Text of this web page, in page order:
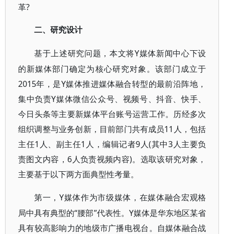
革?
二、研究设计
基于上述研究问题，本文将Y媒体新闻中心下设
的新媒体部门确定为核心研究对象。该部门成立于
2015年，是Y媒体推进媒体融合转型的最前沿阵地，
集中负责Y媒体微信公众号、视频号、抖音、快手、
今日头条等主要新媒体平台账号运营工作。历经多次
组织调整与业务创新，目前部门共有成员11人，包括
主任1人、副主任1人，编辑记者9人(其中3人主要负
责图文内容，6人负责视频内容)。选取该研究对象，
主要基于以下两方面典型性考量。
第一， Y媒体作为市级媒体，在媒体融合宏观格
局中具有典型的“腰部”代表性。Y媒体是华东地区某省
具有较高影响力的地级市广播电视台。自媒体融合战